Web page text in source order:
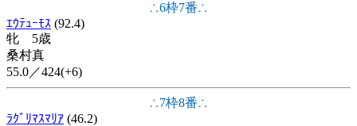
∴6枠7番∴
ｴｳﾃｭｰﾓｽ (92.4)
牝 5歳
桑村真
55.0／424(+6)
∴7枠8番∴
ﾗｸﾞﾘﾏｽﾏﾘｱ (46.2)